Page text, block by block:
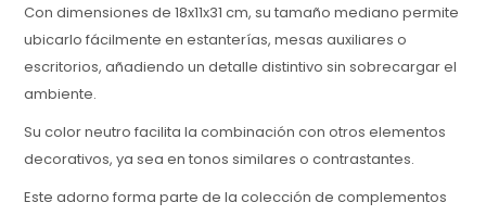
Con dimensiones de 18x11x31 cm, su tamaño mediano permite
ubicarlo fácilmente en estanterías, mesas auxiliares o
escritorios, añadiendo un detalle distintivo sin sobrecargar el
ambiente.
Su color neutro facilita la combinación con otros elementos
decorativos, ya sea en tonos similares o contrastantes.
Este adorno forma parte de la colección de complementos